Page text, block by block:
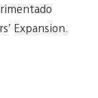
Expansion.